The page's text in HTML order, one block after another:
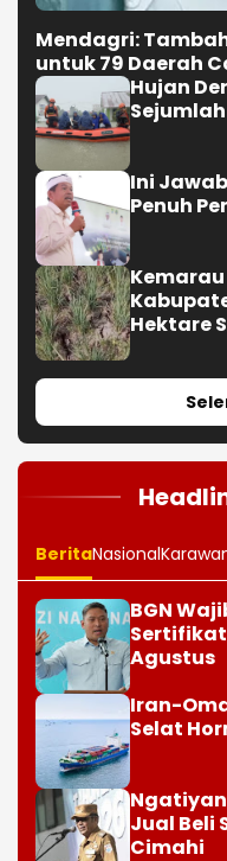
Mendagri:
untuk 79 Daerah
Hujan
Ini
Penuh
Hektare
BeritaNasional
BGN
Sertifikat
Agustus
Iran-
Selat
Jual Beli
Cimahi